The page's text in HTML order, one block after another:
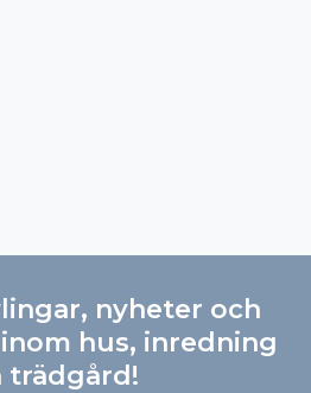
nyheter och
hus, inredning
trädgård!